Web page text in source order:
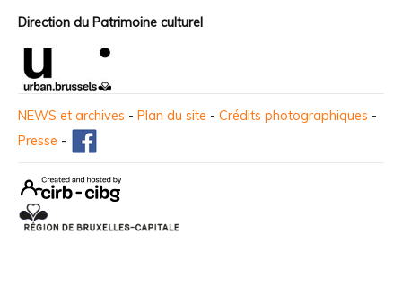
Direction du Patrimoine culturel
NEWS et archives - Plan du site - Crédits photographiques -
Presse -